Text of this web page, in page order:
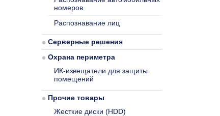
номеров
Распознавание лиц
Серверные решения
Охрана периметра
ИК-извещатели для защиты
помещений
Прочие товары
Жесткие диски (HDD)